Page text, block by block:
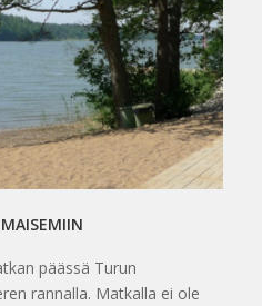
päässä Turun
rannalla. Matkalla ei ole